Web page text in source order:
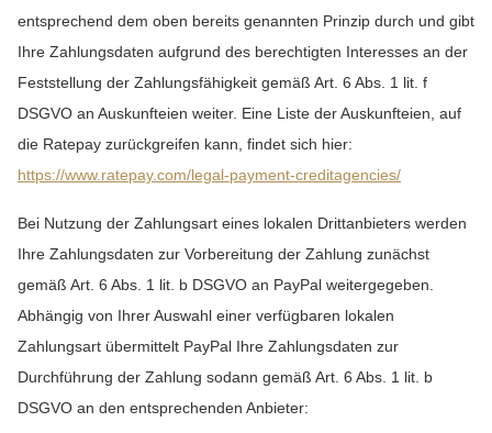
entsprechend dem oben bereits genannten Prinzip durch und gibt
Ihre Zahlungsdaten aufgrund des berechtigten Interesses an der
Feststellung der Zahlungsfähigkeit gemäß Art. 6 Abs. 1 lit. f
DSGVO an Auskunfteien weiter. Eine Liste der Auskunfteien, auf
die Ratepay zurückgreifen kann, findet sich hier:
https://www.ratepay.com/legal-payment-creditagencies/
Bei Nutzung der Zahlungsart eines lokalen Drittanbieters werden
Ihre Zahlungsdaten zur Vorbereitung der Zahlung zunächst
gemäß Art. 6 Abs. 1 lit. b DSGVO an PayPal weitergegeben.
Abhängig von Ihrer Auswahl einer verfügbaren lokalen
Zahlungsart übermittelt PayPal Ihre Zahlungsdaten zur
Durchführung der Zahlung sodann gemäß Art. 6 Abs. 1 lit. b
DSGVO an den entsprechenden Anbieter: